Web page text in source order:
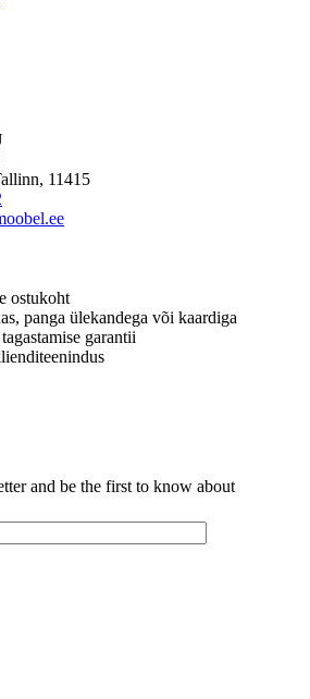
11415
ostukoht
panga ülekandega või kaardiga
garantii
and be the first to know about